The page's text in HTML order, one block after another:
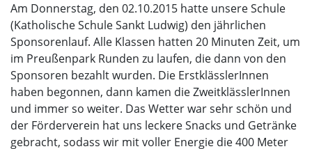
Am Donnerstag, den 02.10.2015 hatte unsere Schule
(Katholische Schule Sankt Ludwig) den jährlichen
Sponsorenlauf. Alle Klassen hatten 20 Minuten Zeit, um
im Preußenpark Runden zu laufen, die dann von den
Sponsoren bezahlt wurden. Die ErstklässlerInnen
haben begonnen, dann kamen die ZweitklässlerInnen
und immer so weiter. Das Wetter war sehr schön und
der Förderverein hat uns leckere Snacks und Getränke
gebracht, sodass wir mit voller Energie die 400 Meter